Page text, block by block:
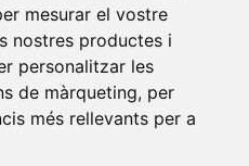
mesurar el vostre
nostres productes i
personalitzar les
de màrqueting, per
més rellevants per a
a Twitter